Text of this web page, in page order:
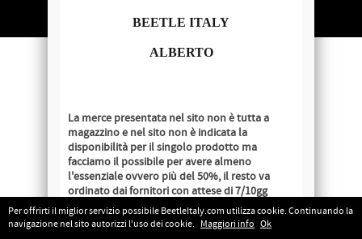
Per offrirti il miglior servizio possibile BeetleItaly.com utilizza cookie. Continuando la
navigazione nel sito autorizzi l'uso dei cookie. Maggiori info Ok
BEETLE ITALY
ALBERTO
La merce presentata nel sito non è tutta a
magazzino e nel sito non è indicata la
disponibilità per il singolo prodotto ma
facciamo il possibile per avere almeno
l'essenziale ovvero più del 50%, il resto va
ordinato dai fornitori con attese di 7/10gg
lavorativi salvo disponibilità al momento
dell'ordine.